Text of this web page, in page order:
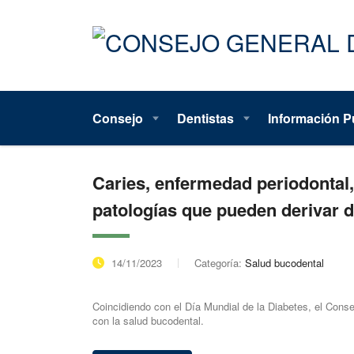
Consejo Dentistas Información
Caries, enfermedad
patologías que pueden derivar
14/11/2023 Categoría: Salud bucodental
Coincidiendo con el Día Mundial de la Diabetes, el
con la salud bucodental.